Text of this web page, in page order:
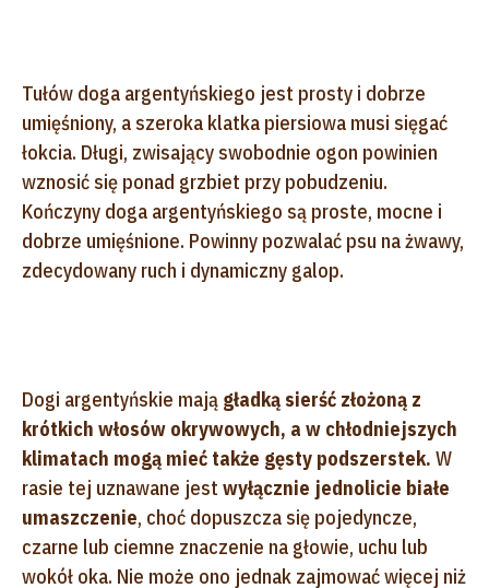
Tułów doga argentyńskiego jest prosty i dobrze
umięśniony, a szeroka klatka piersiowa musi sięgać
łokcia. Długi, zwisający swobodnie ogon powinien
wznosić się ponad grzbiet przy pobudzeniu.
Kończyny doga argentyńskiego są proste, mocne i
dobrze umięśnione. Powinny pozwalać psu na żwawy,
zdecydowany ruch i dynamiczny galop.
Dogi argentyńskie mają gładką sierść złożoną z
krótkich włosów okrywowych, a w chłodniejszych
klimatach mogą mieć także gęsty podszerstek. W
rasie tej uznawane jest wyłącznie jednolicie białe
umaszczenie, choć dopuszcza się pojedyncze,
czarne lub ciemne znaczenie na głowie, uchu lub
wokół oka. Nie może ono jednak zajmować więcej niż